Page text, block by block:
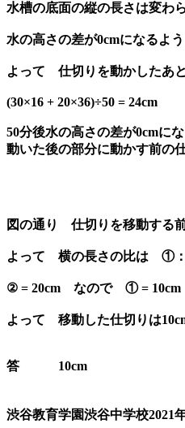
水槽の底面の縦の長さは変わ
水の高さの差が0cmになるよ
よって 仕切りを動かしたあ
(30×16 + 20×36)÷50 = 24cm
50分後水の高さの差が0cmに
動いた後の部分に動かす前の
図の通り 仕切りを移動する
よって 横の長さの比は ①
② = 20cm なので ① = 10cm
よって 移動した仕切りは
答 10cm
渋谷教育学園渋谷中学校2021